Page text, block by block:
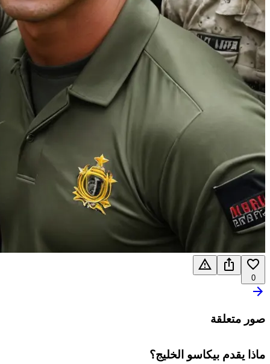
0
صور متعلقة
ماذا يقدم بيكاسو الخليج؟